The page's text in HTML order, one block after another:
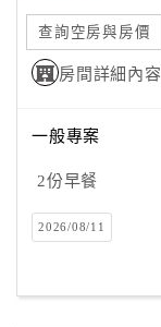
查詢空房與房價
房間詳細內容
一般專案
2份早餐
2026/08/11